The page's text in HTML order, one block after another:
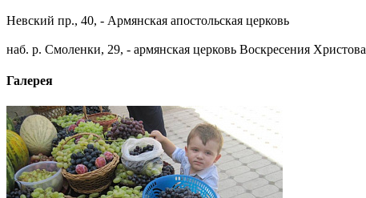
Невский пр., 40, - Армянская апостольская церковь
наб. р. Смоленки, 29, - армянская церковь Воскресения Христова
Галерея